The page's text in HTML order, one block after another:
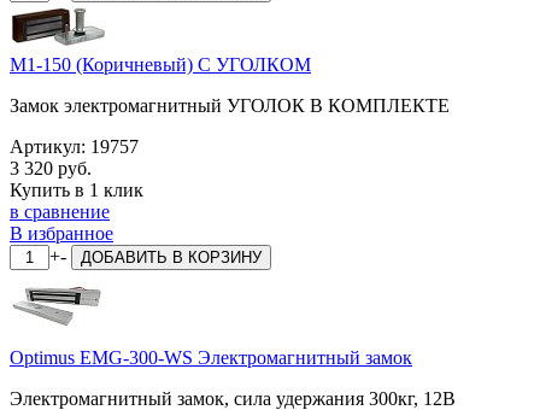
M1-150 (Коричневый) С УГОЛКОМ
Замок электромагнитный УГОЛОК В КОМПЛЕКТЕ
Артикул: 19757
3 320 руб.
Купить в 1 клик
в сравнение
В избранное
+- ДОБАВИТЬ В КОРЗИНУ
Optimus EMG-300-WS Электромагнитный замок
Электромагнитный замок, сила удержания 300кг, 12В